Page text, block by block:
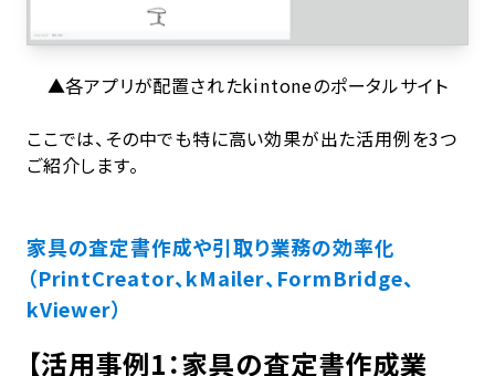
▲各アプリが配置されたkintoneのポータルサイト
ここでは、その中でも特に高い効果が出た活用例を3つ
ご紹介します。
家具の査定書作成や引取り業務の効率化
（PrintCreator、kMailer、FormBridge、
kViewer）
【活用事例1：家具の査定書作成業